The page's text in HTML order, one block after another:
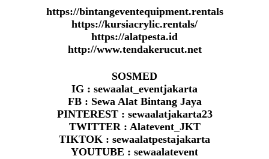
https://bintangeventequipment.rentals
https://kursiacrylic.rentals/
https://alatpesta.id
http://www.tendakerucut.net
SOSMED
IG : sewaalat_eventjakarta
FB : Sewa Alat Bintang Jaya
PINTEREST : sewaalatjakarta23
TWITTER : Alatevent_JKT
TIKTOK : sewaalatpestajakarta
YOUTUBE : sewaalatevent